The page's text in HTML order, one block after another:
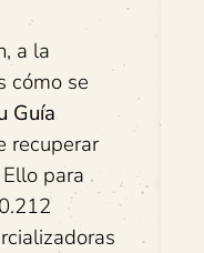
a la
cómo se
Guía
recuperar
para